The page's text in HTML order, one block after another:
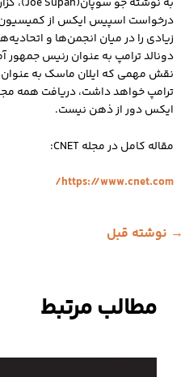
درخواست اسپیس ایکس از کمیسیون
زیادی را در میان انجمن‌ها و
نقش مهمی که ایلان ماسک به
ترامپ خواهد داشت، دریافت همه
ایکس دور از ذهن نیست.
مقاله کامل در مجله CNET:
https://www.cnet.com/
پیمایش
→ نوشته قبل
مطالب مرتبط